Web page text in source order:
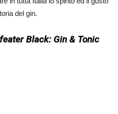
del gin.
Black: Gin & Tonic